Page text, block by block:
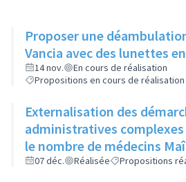
Proposer une
Vancia avec des lunettes
14 nov.
En cours de réalisation
Propositions en cours de réalisation
Externalisation des
administratives
le nombre de médecins
la ville et ainsi avoir plus de
07 déc. Réalisée Propositions